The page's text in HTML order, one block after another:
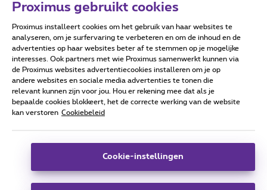
Forumvoorwaarden Accessibility statement
Alle rechten voorbehouden. © Proximus
Algemene voorwaarden, consumenteninfo
Deze website is gecreëerd en wordt beheerd conform het
Koning Albert II-laan 27 - B-1030 Brussel.
Proximus gebruikt cookies
Proximus installeert cookies om het gebruik van haar websites te
analyseren, om je surfervaring te verbeteren en om de inhoud en de
advertenties op haar websites beter af te stemmen op je mogelijke
interesses. Ook partners met wie Proximus samenwerkt kunnen via
de Proximus websites advertentiecookies installeren om je op
andere websites en sociale media advertenties te tonen die
relevant kunnen zijn voor jou. Hou er rekening mee dat als je
bepaalde cookies blokkeert, het de correcte werking van de website
kan verstoren Cookiebeleid
Cookie-instellingen